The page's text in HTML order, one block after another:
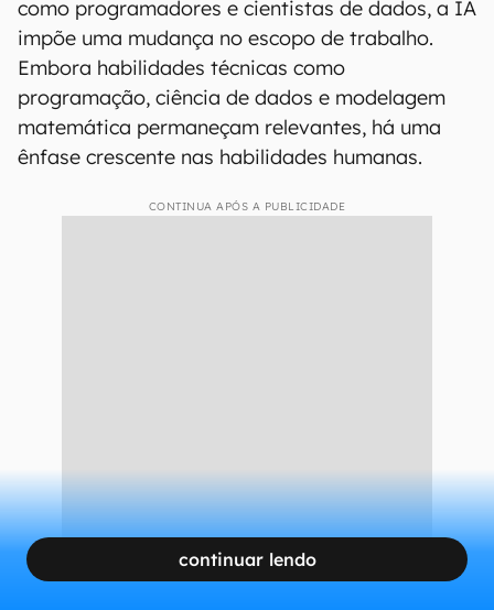
como programadores e cientistas de dados, a IA
impõe uma mudança no escopo de trabalho.
Embora habilidades técnicas como
programação, ciência de dados e modelagem
matemática permaneçam relevantes, há uma
ênfase crescente nas habilidades humanas.
CONTINUA APÓS A PUBLICIDADE
continuar lendo